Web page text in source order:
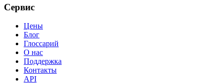
Сервис
Цены
Блог
Глоссарий
О нас
Поддержка
Контакты
API